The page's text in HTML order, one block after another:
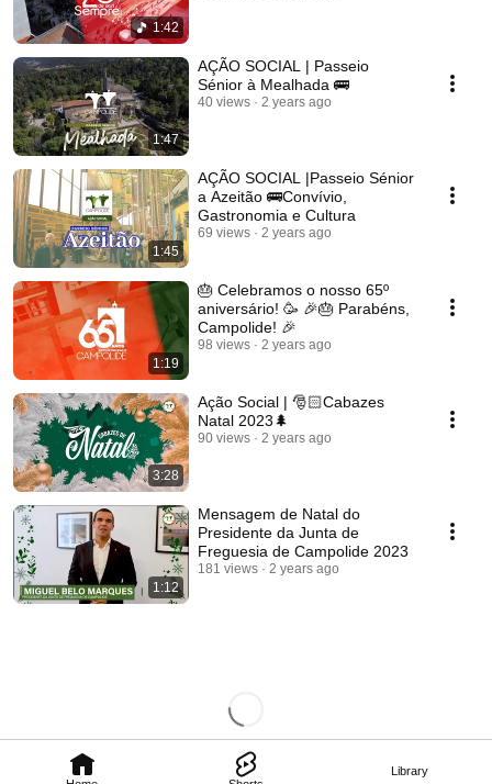
Library
1:42
1:47
AÇÃO SOCIAL | Passeio
Sénior à Mealhada 🚌
40 views 2 years ago
1:45
AÇÃO SOCIAL |Passeio Sénior
a Azeitão 🚌Convívio,
Gastronomia e Cultura
69 views 2 years ago
1:19
🎂 Celebramos o nosso 65º
aniversário! 🥳 🎉🎂 Parabéns,
Campolide! 🎉
98 views 2 years ago
3:28
Ação Social | 🎅🏻Cabazes
Natal 2023🌲
90 views 2 years ago
1:12
Mensagem de Natal do
Presidente da Junta de
Freguesia de Campolide 2023
181 views 2 years ago